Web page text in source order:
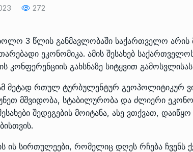
272
3 წლის განმავლობაში საქართველო
ეკონომიკა. ამის შესახებ
გახსნაზე სიტყვით გამოსვლისას
ამ მეტად რთულ ტურბულენტურ გეოპოლიტიკურ
მშვიდობა, სტაბილურობა და ძლიერი
შედეგების მოიტანა, ასე ვთქვათ, დაიწყო
ის სირთულეები, რომელიც დღეს რჩება ჩვენს
11/05/2022
ზაქარია ფალიაშვილის
ოპერისა და
13/05/2022
ზაქარია ფალიაშვილის
ოპერისა და
13/05/2022
14
15